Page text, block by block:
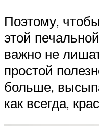
Поэтому,
этой
важно не
простой
больше,
как всегда,